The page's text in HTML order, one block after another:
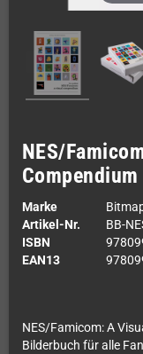
NES/
Compendium
Marke
Artikel-Nr.
BB-
ISBN
EAN13
NES/Famicom: A
Bilderbuch für alle